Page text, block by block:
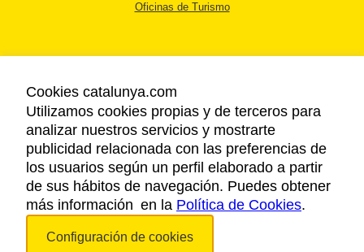
Oficinas de Turismo
AVISO LEGAL
POLÍTICA DE PRIVACIDAD
COOKIES
ACCESSIBILIDAD
Copyright © 2026. Agencia Catalana de Turismo. Todos los derechos
Cookies catalunya.com
Utilizamos cookies propias y de terceros para
analizar nuestros servicios y mostrarte
publicidad relacionada con las preferencias de
los usuarios según un perfil elaborado a partir
de sus hábitos de navegación. Puedes obtener
más información en la Política de Cookies.
Configuración de cookies